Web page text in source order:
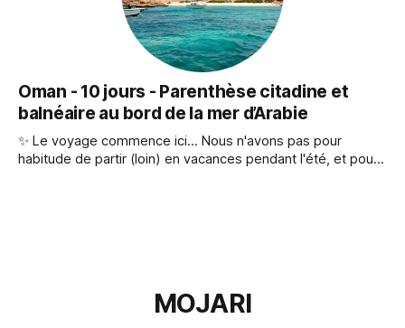
Oman - 10 jours - Parenthèse citadine et
balnéaire au bord de la mer d’Arabie
✨ Le voyage commence ici... Nous n'avons pas pour
habitude de partir (loin) en vacances pendant l'été, et pour
MOJARI